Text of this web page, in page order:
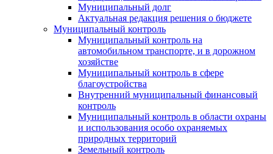
Муниципальный долг
Актуальная редакция решения о бюджете
Муниципальный контроль
Муниципальный контроль на
автомобильном транспорте, и в дорожном
хозяйстве
Муниципальный контроль в сфере
благоустройства
Внутренний муниципальный финансовый
контроль
Муниципальный контроль в области охраны
и использования особо охраняемых
природных территорий
Земельный контроль